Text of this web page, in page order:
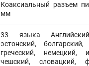
Коаксиальный разъем
мм
33 языка
эстонский, болгарский,
греческий, немецкий,
чешский, словацкий,